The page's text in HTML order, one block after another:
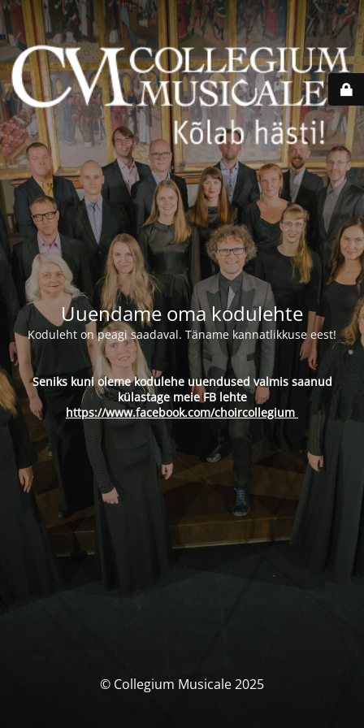
Uuendame oma kodulehte
Koduleht on peagi saadaval. Täname kannatlikkuse eest!
Seniks kuni oleme kodulehe uuendused valmis saanud
külastage meie FB lehte
https://www.facebook.com/choircollegium
© Collegium Musicale 2025